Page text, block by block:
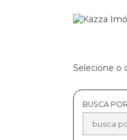
Selecione o
BUSCA